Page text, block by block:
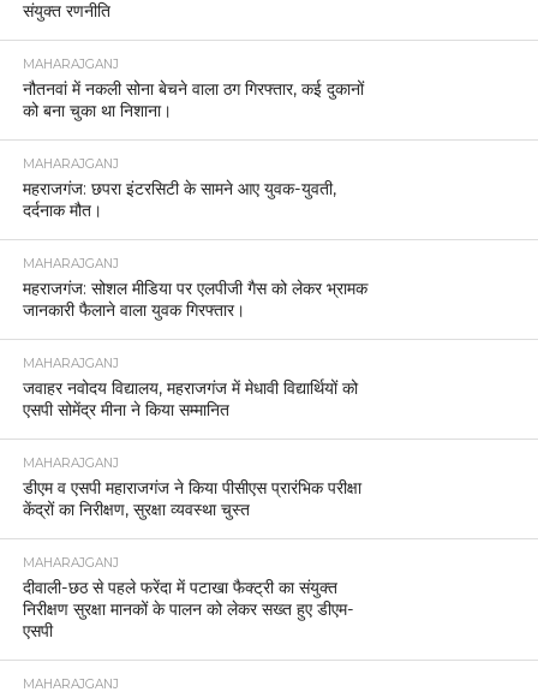
संयुक्त रणनीति
MAHARAJGANJ
नौतनवां में नकली सोना बेचने वाला ठग गिरफ्तार, कई दुकानों
को बना चुका था निशाना।
MAHARAJGANJ
महराजगंज: छपरा इंटरसिटी के सामने आए युवक-युवती,
दर्दनाक मौत।
MAHARAJGANJ
महराजगंज: सोशल मीडिया पर एलपीजी गैस को लेकर भ्रामक
जानकारी फैलाने वाला युवक गिरफ्तार।
MAHARAJGANJ
जवाहर नवोदय विद्यालय, महराजगंज में मेधावी विद्यार्थियों को
एसपी सोमेंद्र मीना ने किया सम्मानित
MAHARAJGANJ
डीएम व एसपी महाराजगंज ने किया पीसीएस प्रारंभिक परीक्षा
केंद्रों का निरीक्षण, सुरक्षा व्यवस्था चुस्त
MAHARAJGANJ
दीवाली-छठ से पहले फरेंदा में पटाखा फैक्ट्री का संयुक्त
निरीक्षण सुरक्षा मानकों के पालन को लेकर सख्त हुए डीएम-
एसपी
MAHARAJGANJ